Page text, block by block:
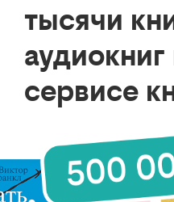
тысячи
аудиокниг
сервисе